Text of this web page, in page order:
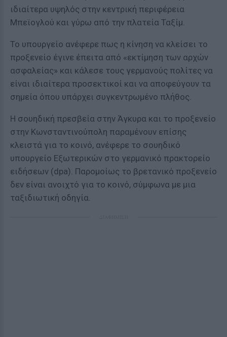
ιδιαίτερα υψηλός στην κεντρική περιφέρεια
Μπεϊογλού και γύρω από την πλατεία Ταξίμ.
Το υπουργείο ανέφερε πως η κίνηση να κλείσει το
προξενείο έγινε έπειτα από «εκτίμηση των αρχών
ασφαλείας» και κάλεσε τους γερμανούς πολίτες να
είναι ιδιαίτερα προσεκτικοί και να αποφεύγουν τα
σημεία όπου υπάρχει συγκεντρωμένο πλήθος.
Η σουηδική πρεσβεία στην Άγκυρα και το προξενείο
στην Κωνσταντινούπολη παραμένουν επίσης
κλειστά για το κοινό, ανέφερε το σουηδικό
υπουργείο Εξωτερικών στο γερμανικό πρακτορείο
ειδήσεων (dpa). Παρομοίως το βρετανικό προξενείο
δεν είναι ανοιχτό για το κοινό, σύμφωνα με μια
ταξιδιωτική οδηγία.